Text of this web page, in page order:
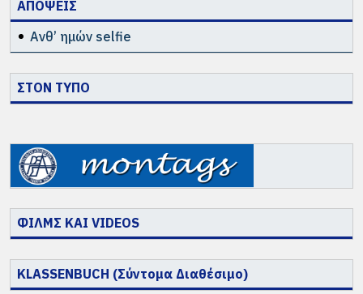
ΑΠΟΨΕΙΣ
Ανθ’ ημών selfie
ΣΤΟΝ ΤΥΠΟ
ΦΙΛΜΣ ΚΑΙ VIDEOS
KLASSENBUCH (Σύντομα Διαθέσιμο)